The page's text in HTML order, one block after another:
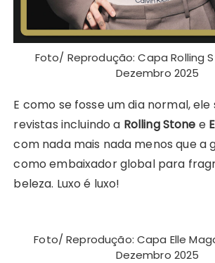
Foto/ Reprodução: Capa Rolling
Dezembro 2025
E como se fosse um dia normal, ele
revistas incluindo a Rolling Stone e
com nada mais nada menos que a
como embaixador global para
beleza. Luxo é luxo!
Foto/ Reprodução: Capa Elle
Dezembro 2025